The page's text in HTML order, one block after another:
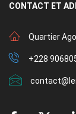
CONTACT ET
Quartier
+228